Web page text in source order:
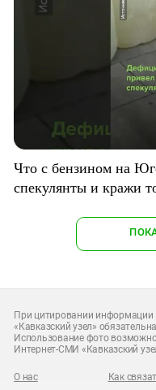
Что с бензином на
спекулянты и кражи
При цитировании информации
«Кавказский узел» обязательна
Использование фото
Интернет-СМИ «Кавказский
О нас Как